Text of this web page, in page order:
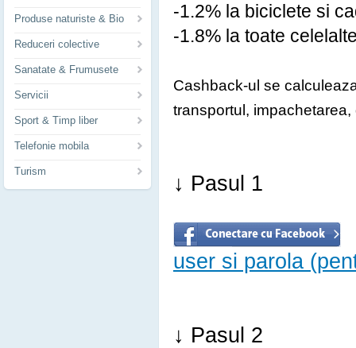
-1.2% la biciclete si
-1.8% la toate
Cashback-ul se
transportul,
↓ Pasul 1
user si parola
↓ Pasul 2
Produse naturiste & Bio
Reduceri colective
Sanatate & Frumusete
Servicii
Sport & Timp liber
Telefonie mobila
Turism